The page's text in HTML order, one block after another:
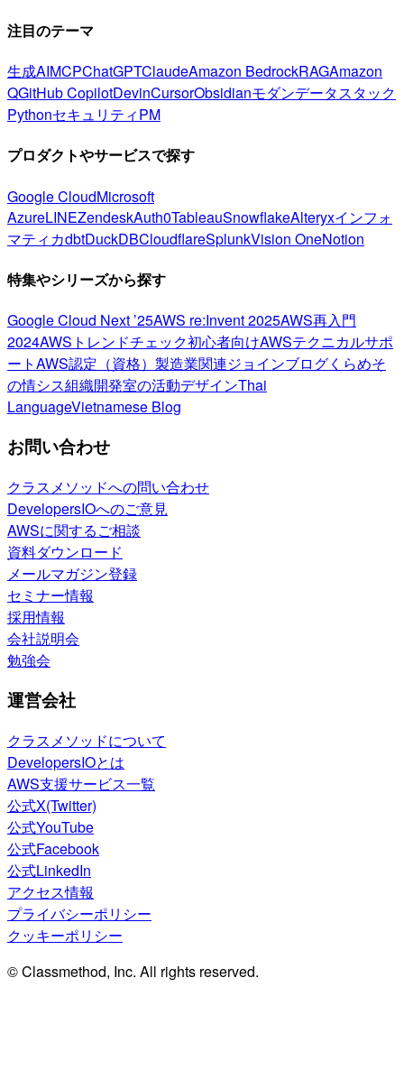
注目のテーマ
生成AIMCPChatGPTClaudeAmazon BedrockRAGAmazon
QGitHub CopilotDevinCursorObsidianモダンデータスタック
PythonセキュリティPM
プロダクトやサービスで探す
Google CloudMicrosoft
AzureLINEZendeskAuth0TableauSnowflakeAlteryxインフォ
マティカdbtDuckDBCloudflareSplunkVision OneNotion
特集やシリーズから探す
Google Cloud Next ’25AWS re:Invent 2025AWS再入門
2024AWSトレンドチェック初心者向けAWSテクニカルサポ
ートAWS認定（資格） 製造業関連ジョインブログくらめそ
の情シス組織開発室の活動デザインThai
LanguageVietnamese Blog
お問い合わせ
クラスメソッドへの問い合わせ
DevelopersIOへのご意見
AWSに関するご相談
資料ダウンロード
メールマガジン登録
セミナー情報
採用情報
会社説明会
勉強会
運営会社
クラスメソッドについて
DevelopersIOとは
AWS支援サービス一覧
公式X(Twitter)
公式YouTube
公式Facebook
公式LinkedIn
アクセス情報
プライバシーポリシー
クッキーポリシー
© Classmethod, Inc. All rights reserved.